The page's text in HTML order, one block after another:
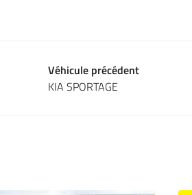
Véhicule précédent
KIA SPORTAGE